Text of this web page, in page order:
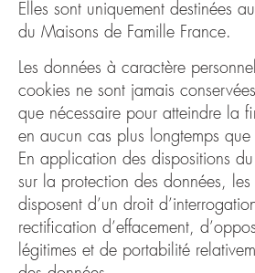
Elles sont uniquement destinées
du Maisons de Famille France.
Les données à caractère
cookies ne sont jamais
que nécessaire pour atteindre la
en aucun cas plus longtemps
En application des dispositions du
sur la protection des données, les
disposent d’un droit
rectification d’effacement,
légitimes et de portabilité